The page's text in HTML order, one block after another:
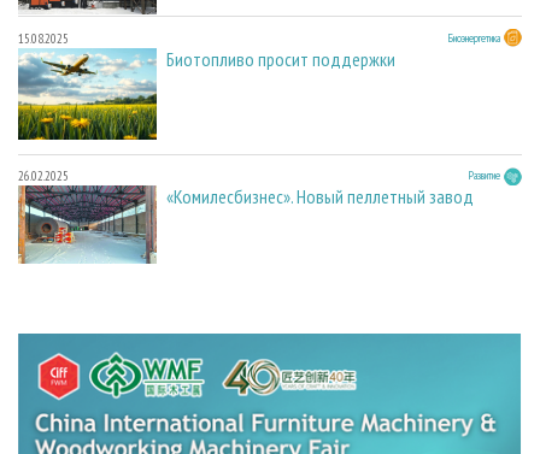
15.08.2025 Биоэнергетика
Биотопливо просит поддержки
26.02.2025 Развитие
«Комилесбизнес». Новый пеллетный завод